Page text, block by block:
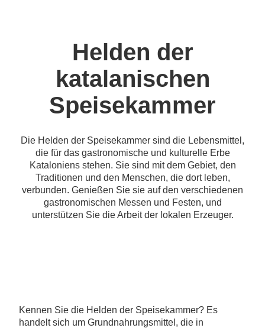
Helden der
katalanischen
Speisekammer
Die Helden der Speisekammer sind die Lebensmittel,
die für das gastronomische und kulturelle Erbe
Kataloniens stehen. Sie sind mit dem Gebiet, den
Traditionen und den Menschen, die dort leben,
verbunden. Genießen Sie sie auf den verschiedenen
gastronomischen Messen und Festen, und
unterstützen Sie die Arbeit der lokalen Erzeuger.
Kennen Sie die Helden der Speisekammer? Es
handelt sich um Grundnahrungsmittel, die in